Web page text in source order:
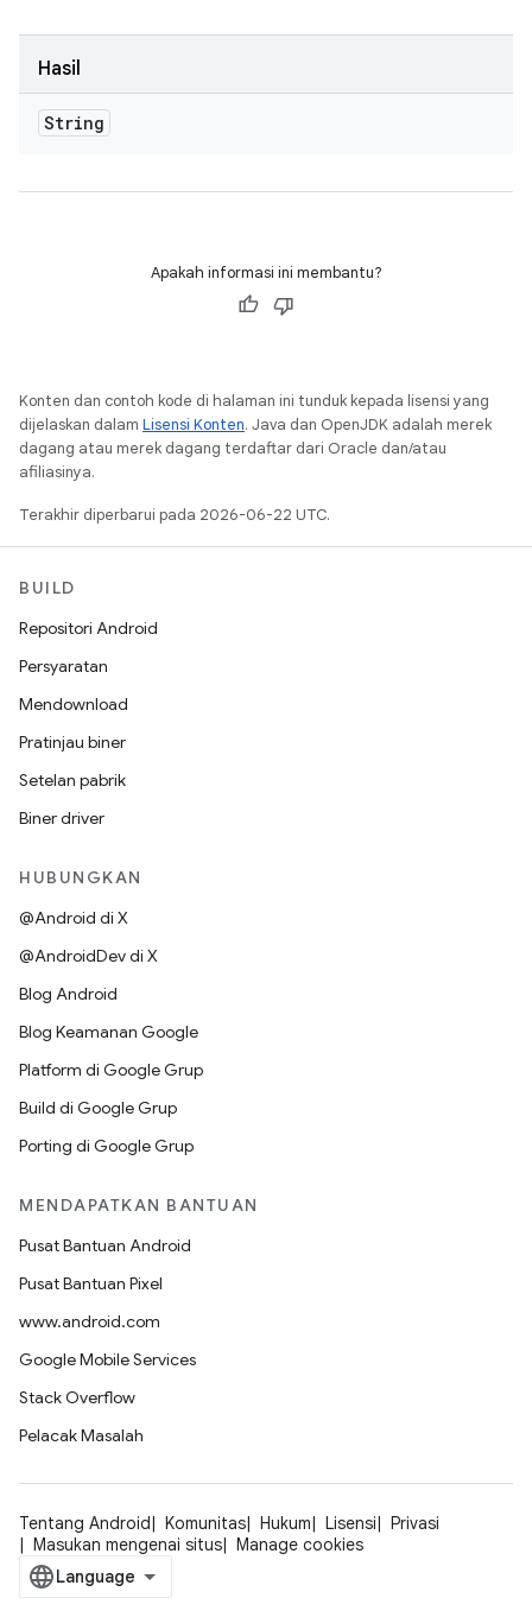
Hasil
String
Apakah informasi ini membantu?
Konten dan contoh kode di halaman ini tunduk kepada lisensi yang
dijelaskan dalam Lisensi Konten. Java dan OpenJDK adalah merek
dagang atau merek dagang terdaftar dari Oracle dan/atau
afiliasinya.
Terakhir diperbarui pada 2026-06-22 UTC.
BUILD
Repositori Android
Persyaratan
Mendownload
Pratinjau biner
Setelan pabrik
Biner driver
HUBUNGKAN
@Android di X
@AndroidDev di X
Blog Android
Blog Keamanan Google
Platform di Google Grup
Build di Google Grup
Porting di Google Grup
MENDAPATKAN BANTUAN
Pusat Bantuan Android
Pusat Bantuan Pixel
www.android.com
Google Mobile Services
Stack Overflow
Pelacak Masalah
Tentang Android Komunitas Hukum Lisensi
Privasi
Masukan mengenai situs
Manage cookies